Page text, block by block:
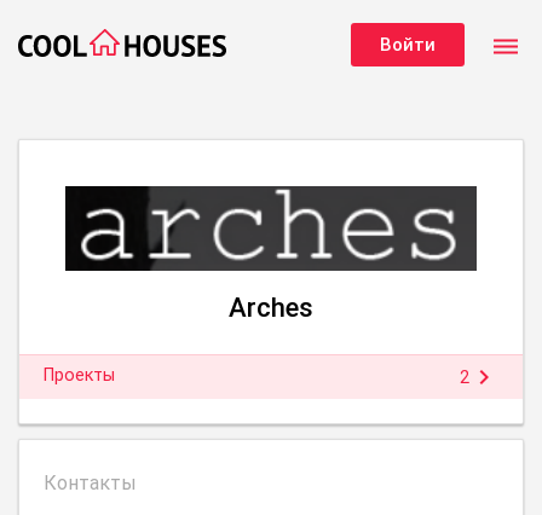
Войти dehaze
Arches
Проекты 2 chevron_right
Контакты